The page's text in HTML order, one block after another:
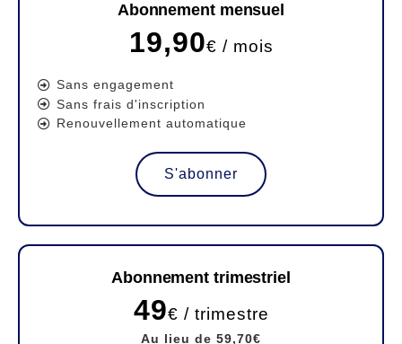
Abonnement mensuel
19,90€ / mois
Sans engagement
Sans frais d'inscription
Renouvellement automatique
S'abonner
Abonnement trimestriel
49€ / trimestre
Au lieu de 59,70€